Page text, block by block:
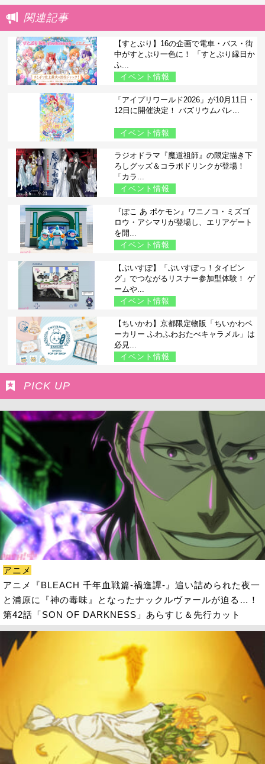
関連記事
【すとぷり】16の企画で電車・バス・街
中がすとぷり一色に！ 「すとぷり縁日か
ふ...
イベント情報
「アイプリワールド2026」が10月11日・
12日に開催決定！ バズリウムパレ...
イベント情報
ラジオドラマ『魔道祖師』の限定描き下
ろしグッズ＆コラボドリンクが登場！
「カラ...
イベント情報
『ぽこ あ ポケモン』ワニノコ・ミズゴ
ロウ・アシマリが登場し、エリアゲート
を開...
イベント情報
【ぶいすぽ】「ぶいすぽっ！タイピン
グ」でつながるリスナー参加型体験！ ゲ
ームや...
イベント情報
【ちいかわ】京都限定物販「ちいかわベ
ーカリー ふわふわおたべキャラメル」は
必見...
イベント情報
PICK UP
アニメ
アニメ『BLEACH 千年血戦篇-禍進譚-』追い詰められた夜一
と浦原に『神の毒味』となったナックルヴァールが迫る…！
第42話「SON OF DARKNESS」あらすじ＆先行カット